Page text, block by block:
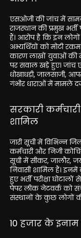
एसओजी की जांच में
राजस्थान की प्रमुख
हैं। आरोप है कि इन लोगों
अभ्यर्थियों को मोटी
कारण लाखों युवाओं की
पर सवाल खड़े हुए। जांच
धोखाधड़ी, जालसाजी,
गंभीर धाराओं में मामले
सरकारी
शामिल
जारी सूची में विभिन्न
कर्मचारी और निजी
सूची में सीकर, जालौर,
निवासी शामिल हैं।
हुए भर्ती परीक्षा
पेपर लीक नेटवर्क को
संस्थानों के कुछ लोगों
10 हजार के